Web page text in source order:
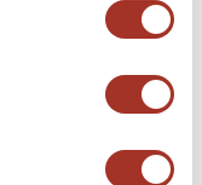
Nationaal
dit park een